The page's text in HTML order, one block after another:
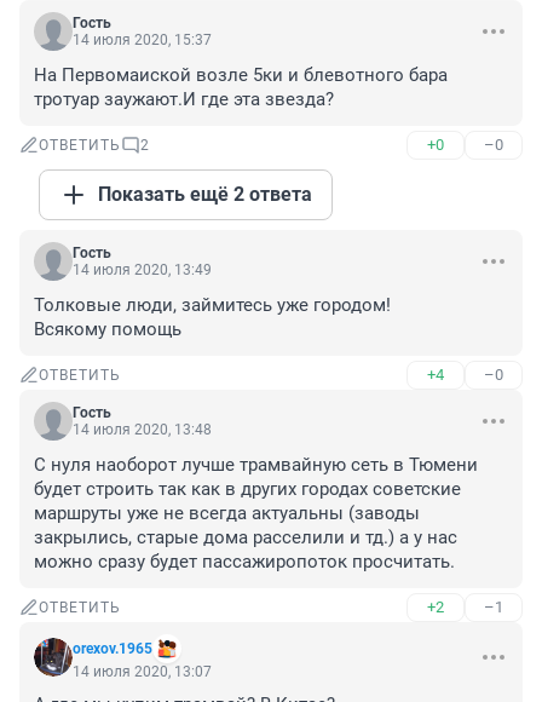
Гость
14 июля 2020, 15:37
На Первомаиской возле 5ки и блевотного бара
тротуар заужают.И где эта звезда?
ОТВЕТИТЬ 2 +0 –0
Показать ещё 2 ответа
Гость
14 июля 2020, 13:49
Толковые люди, займитесь уже городом!
Всякому помощь
ОТВЕТИТЬ +4 –0
Гость
14 июля 2020, 13:48
С нуля наоборот лучше трамвайную сеть в Тюмени
будет строить так как в других городах советские
маршруты уже не всегда актуальны (заводы
закрылись, старые дома расселили и тд.) а у нас
можно сразу будет пассажиропоток просчитать.
ОТВЕТИТЬ +2 –1
orexov.1965
14 июля 2020, 13:07